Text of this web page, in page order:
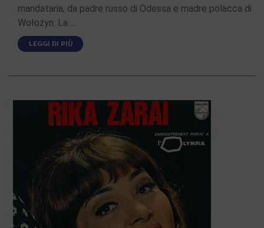
mandataria, da padre russo di Odessa e madre polacca di
Wołożyn. La …
LEGGI DI PIÙ